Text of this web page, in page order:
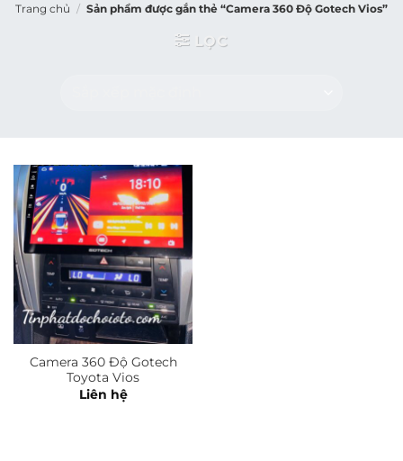
Trang chủ / Sản phẩm được gắn thẻ “Camera 360 Độ Gotech Vios”
LỌC
Camera 360 Độ Gotech
Toyota Vios
Liên hệ